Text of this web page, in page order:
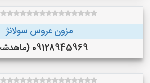
مزون عروس سولانژ
09128945969 (ماهدشت)